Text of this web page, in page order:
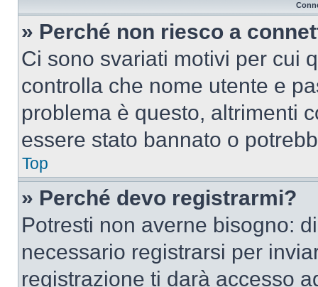
» Perché non riesco a
Ci sono svariati motivi per cui
controlla che nome utente e
problema è questo, altrimenti
essere stato bannato o
Top
» Perché devo registrarmi?
Potresti non averne bisogno:
necessario registrarsi per
registrazione ti darà accesso